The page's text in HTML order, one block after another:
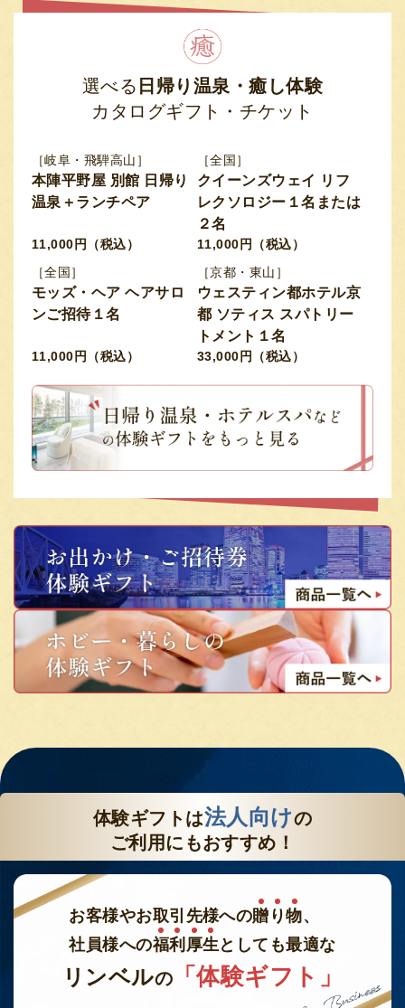
選べる 日帰り温泉・癒し体験
カタログギフト・チケット
［岐阜・飛騨高山］
本陣平野屋 別館 日帰り
温泉＋ランチペア
11,000円（税込）
［全国］
クイーンズウェイ リフ
レクソロジー１名または
２名
11,000円（税込）
［全国］
モッズ・ヘア ヘアサロ
ンご招待１名
11,000円（税込）
［京都・東山］
ウェスティン都ホテル京
都 ソティス スパトリー
トメント１名
33,000円（税込）
体験ギフトは法人向けの
ご利用にもおすすめ！
お客様やお取引先様への贈 り物、
社員様への福利 厚生としても最適な
リンベルの 「体験ギフト」